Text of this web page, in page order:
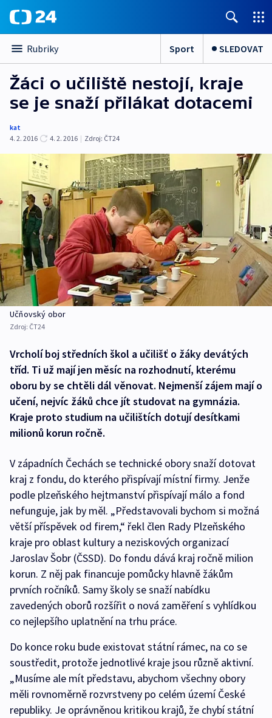
Rubriky Sport SLEDOVAT
Žáci o učiliště nestojí, kraje
se je snaží přilákat dotacemi
kat
4. 2. 2016
4. 2. 2016 | Zdroj: ČT24
Učňovský obor
Zdroj: ČT24
Vrcholí boj středních škol a učilišť o žáky devátých
tříd. Ti už mají jen měsíc na rozhodnutí, kterému
oboru by se chtěli dál věnovat. Nejmenší zájem mají o
učení, nejvíc žáků chce jít studovat na gymnázia.
Kraje proto studium na učilištích dotují desítkami
milionů korun ročně.
V západních Čechách se technické obory snaží dotovat
kraj z fondu, do kterého přispívají místní firmy. Jenže
podle plzeňského hejtmanství přispívají málo a fond
nefunguje, jak by měl. „Představovali bychom si možná
větší příspěvek od firem,“ řekl člen Rady Plzeňského
kraje pro oblast kultury a neziskových organizací
Jaroslav Šobr (ČSSD). Do fondu dává kraj ročně milion
korun. Z něj pak financuje pomůcky hlavně žákům
prvních ročníků. Samy školy se snaží nabídku
zavedených oborů rozšířit o nová zaměření s vyhlídkou
co nejlepšího uplatnění na trhu práce.
Do konce roku bude existovat státní rámec, na co se
soustředit, protože jednotlivé kraje jsou různě aktivní.
„Musíme ale mít představu, abychom všechny obory
měli rovnoměrně rozvrstveny po celém území České
republiky. Je oprávněnou kritikou krajů, že chybí státní